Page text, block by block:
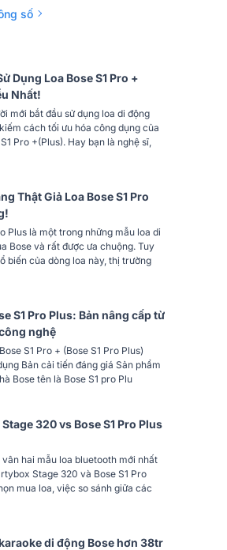
PRO SOUND, Daisy
Có màn hiển thị LCD
5.0
USB, XLR, Guitar, Micro
Bose Connect
Nhựa cao cấp
xử lý EQ, hiệu ứng vang
sơn tĩnh điện
35 mm
45 °C (-4 °F đến 113 °F)
số
Dụng Loa Bose S1 Pro +
Nhất!
mới bắt đầu sử dụng loa di động
cách tối ưu hóa công dụng của
Pro +(Plus). Hay bạn là nghệ sĩ,
Thật Giả Loa Bose S1 Pro
Plus là một trong những mẫu loa di
Bose và rất được ưa chuộng. Tuy
biến của dòng loa này, thị trường
S1 Pro Plus: Bản nâng cấp từ
nghệ
S1 Pro + (Bose S1 Pro Plus)
Bản cải tiến đáng giá Sản phẩm
Bose tên là Bose S1 pro Plu
320 vs Bose S1 Pro Plus
vân hai mẫu loa bluetooth mới nhất
Stage 320 và Bose S1 Pro
mua loa, việc so sánh giữa các
di động Bose hơn 38tr